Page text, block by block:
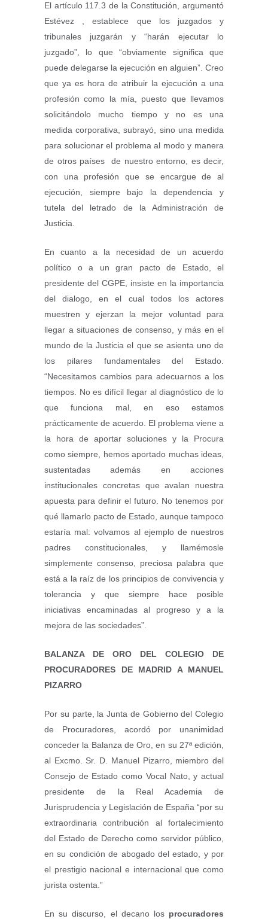
El artículo 117.3 de la Constitución, argumentó
Estévez , establece que los juzgados y
tribunales juzgarán y “harán ejecutar lo
juzgado”, lo que “obviamente significa que
puede delegarse la ejecución en alguien”. Creo
que ya es hora de atribuir la ejecución a una
profesión como la mía, puesto que llevamos
solicitándolo mucho tiempo y no es una
medida corporativa, subrayó, sino una medida
para solucionar el problema al modo y manera
de otros países de nuestro entorno, es decir,
con una profesión que se encargue de al
ejecución, siempre bajo la dependencia y
tutela del letrado de la Administración de
Justicia.
En cuanto a la necesidad de un acuerdo
político o a un gran pacto de Estado, el
presidente del CGPE, insiste en la importancia
del dialogo, en el cual todos los actores
muestren y ejerzan la mejor voluntad para
llegar a situaciones de consenso, y más en el
mundo de la Justicia el que se asienta uno de
los pilares fundamentales del Estado.
“Necesitamos cambios para adecuarnos a los
tiempos. No es difícil llegar al diagnóstico de lo
que funciona mal, en eso estamos
prácticamente de acuerdo. El problema viene a
la hora de aportar soluciones y la Procura
como siempre, hemos aportado muchas ideas,
sustentadas además en acciones
institucionales concretas que avalan nuestra
apuesta para definir el futuro. No tenemos por
qué llamarlo pacto de Estado, aunque tampoco
estaría mal: volvamos al ejemplo de nuestros
padres constitucionales, y llamémosle
simplemente consenso, preciosa palabra que
está a la raíz de los principios de convivencia y
tolerancia y que siempre hace posible
iniciativas encaminadas al progreso y a la
mejora de las sociedades”.
BALANZA DE ORO DEL COLEGIO DE
PROCURADORES DE MADRID A MANUEL
PIZARRO
Por su parte, la Junta de Gobierno del Colegio
de Procuradores, acordó por unanimidad
conceder la Balanza de Oro, en su 27ª edición,
al Excmo. Sr. D. Manuel Pizarro, miembro del
Consejo de Estado como Vocal Nato, y actual
presidente de la Real Academia de
Jurisprudencia y Legislación de España “por su
extraordinaria contribución al fortalecimiento
del Estado de Derecho como servidor público,
en su condición de abogado del estado, y por
el prestigio nacional e internacional que como
jurista ostenta.”
En su discurso, el decano los procuradores